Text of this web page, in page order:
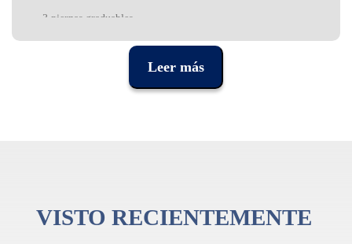
3 piernas graduables
Leer más
VISTO RECIENTEMENTE